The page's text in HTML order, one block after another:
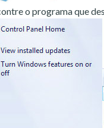
o programa que